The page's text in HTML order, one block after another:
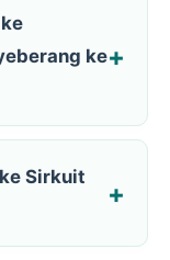
ke
Sirkuit